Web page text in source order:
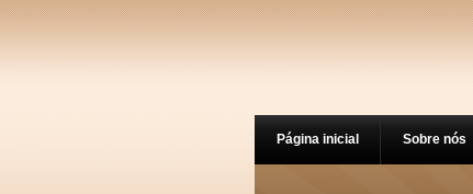
Página inicial Sobre nós